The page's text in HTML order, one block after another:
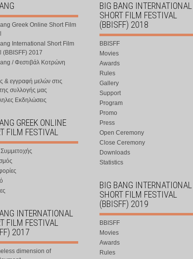
Greek Online Short Film
International Short Film
(BBISFF) 2017
/ Φεστιβάλ Κοτρώνη
& εγγραφή μελών στις
της συλλογής μας
Εκδηλώσεις
GREEK ONLINE
FILM FESTIVAL
INTERNATIONAL
FILM FESTIVAL
2017
dimension of
BIG BANG INTERNATIONAL
SHORT FILM FESTIVAL
(BBISFF) 2018
BBISFF
Movies
Awards
Rules
Gallery
Support
Program
Promo
Press
Open Ceremony
Close Ceremony
Downloads
Statistics
BIG BANG INTERNATIONAL
SHORT FILM FESTIVAL
(BBISFF) 2019
BBISFF
Movies
Awards
Rules